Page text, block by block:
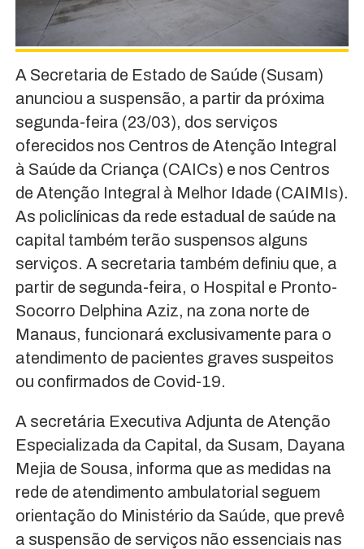
A Secretaria de Estado de Saúde (Susam)
anunciou a suspensão, a partir da próxima
segunda-feira (23/03), dos serviços
oferecidos nos Centros de Atenção Integral
à Saúde da Criança (CAICs) e nos Centros
de Atenção Integral à Melhor Idade (CAIMIs).
As policlínicas da rede estadual de saúde na
capital também terão suspensos alguns
serviços. A secretaria também definiu que, a
partir de segunda-feira, o Hospital e Pronto-
Socorro Delphina Aziz, na zona norte de
Manaus, funcionará exclusivamente para o
atendimento de pacientes graves suspeitos
ou confirmados de Covid-19.
A secretária Executiva Adjunta de Atenção
Especializada da Capital, da Susam, Dayana
Mejia de Sousa, informa que as medidas na
rede de atendimento ambulatorial seguem
orientação do Ministério da Saúde, que prevê
a suspensão de serviços não essenciais nas